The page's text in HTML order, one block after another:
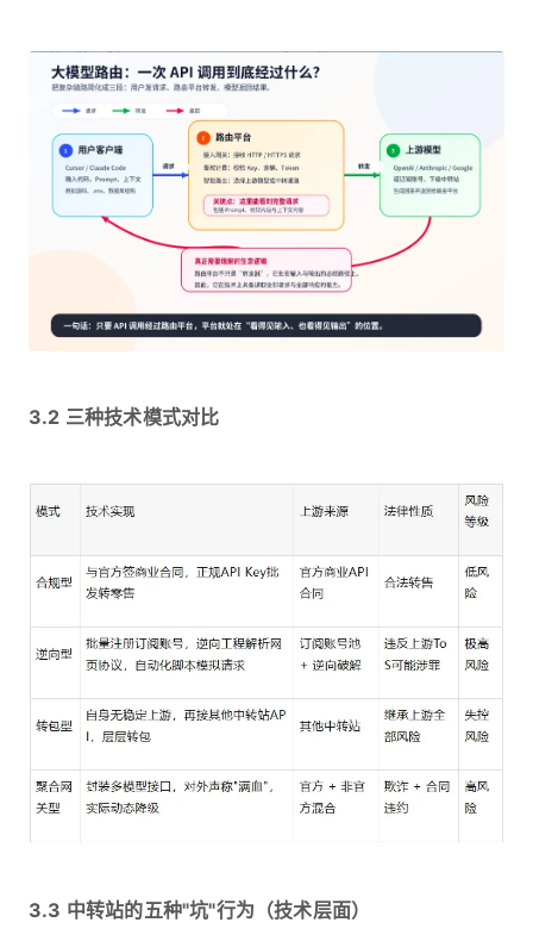
3.2 三种技术模式对比
3.3 中转站的五种"坑"行为（技术层面）